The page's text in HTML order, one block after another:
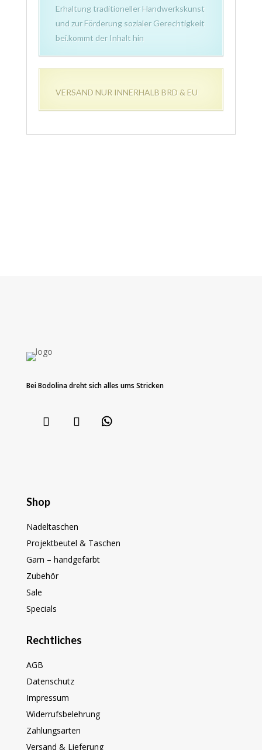
Erhaltung traditioneller Handwerkskunst
und zur Förderung sozialer Gerechtigkeit
bei.kommt der Inhalt hin
VERSAND NUR INNERHALB BRD & EU
Bei Bodolina dreht sich alles ums Stricken
Shop
Nadeltaschen
Projektbeutel & Taschen
Garn – handgefärbt
Zubehör
Sale
Specials
Rechtliches
AGB
Datenschutz
Impressum
Widerrufsbelehrung
Zahlungsarten
Versand & Lieferung